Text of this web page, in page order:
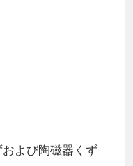
よび陶磁器くず